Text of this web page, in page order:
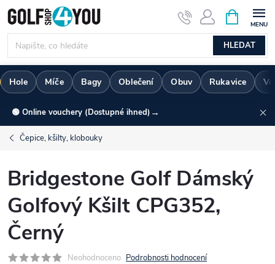
Přejít
na
obsah
HLEDAT
NÁKUPNÍ
KOŠÍK
Hole Míče Bagy Oblečení Obuv Rukavice
🟢 Online vouchery (Dostupné ihned) →
Čepice, kšilty, klobouky
Bridgestone Golf Dámský
Golfový Kšilt CPG352,
Černý
Neohodnoceno Podrobnosti hodnocení